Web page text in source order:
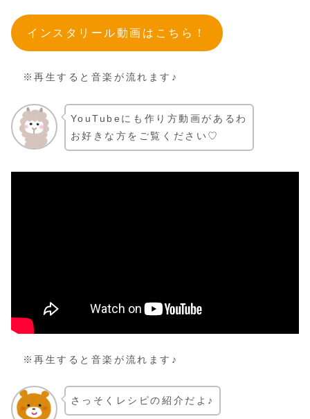
インスタリール動画はこちら！
※再生すると音楽が流れます♪
YouTubeにも作り方動画があるわ
お好きな方をご覧ください♡
※再生すると音楽が流れます♪
さっそくレシピの紹介だよ♪